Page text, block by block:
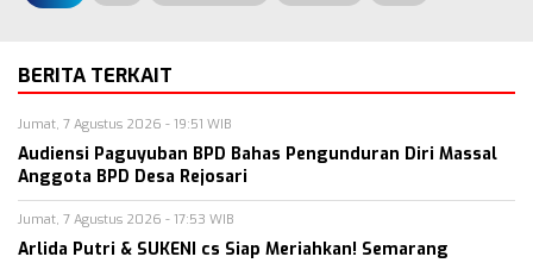
BERITA TERKAIT
Jumat, 7 Agustus 2026 - 19:51 WIB
Audiensi Paguyuban BPD Bahas Pengunduran Diri Massal
Anggota BPD Desa Rejosari
Jumat, 7 Agustus 2026 - 17:53 WIB
Arlida Putri & SUKENI cs Siap Meriahkan! Semarang